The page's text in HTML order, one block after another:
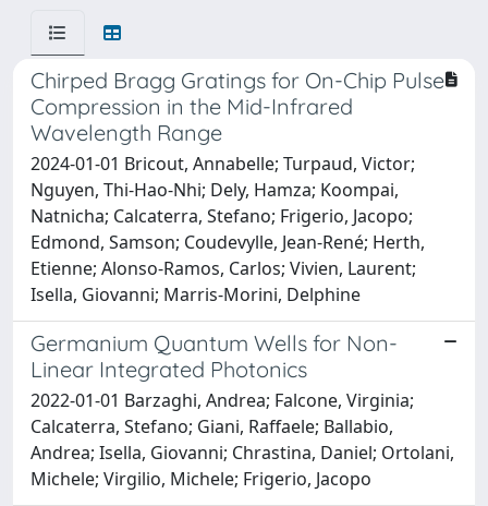
Chirped Bragg Gratings for On-Chip Pulse
Compression in the Mid-Infrared
Wavelength Range
2024-01-01 Bricout, Annabelle; Turpaud, Victor;
Nguyen, Thi-Hao-Nhi; Dely, Hamza; Koompai,
Natnicha; Calcaterra, Stefano; Frigerio, Jacopo;
Edmond, Samson; Coudevylle, Jean-René; Herth,
Etienne; Alonso-Ramos, Carlos; Vivien, Laurent;
Isella, Giovanni; Marris-Morini, Delphine
Germanium Quantum Wells for Non-
Linear Integrated Photonics
2022-01-01 Barzaghi, Andrea; Falcone, Virginia;
Calcaterra, Stefano; Giani, Raffaele; Ballabio,
Andrea; Isella, Giovanni; Chrastina, Daniel; Ortolani,
Michele; Virgilio, Michele; Frigerio, Jacopo